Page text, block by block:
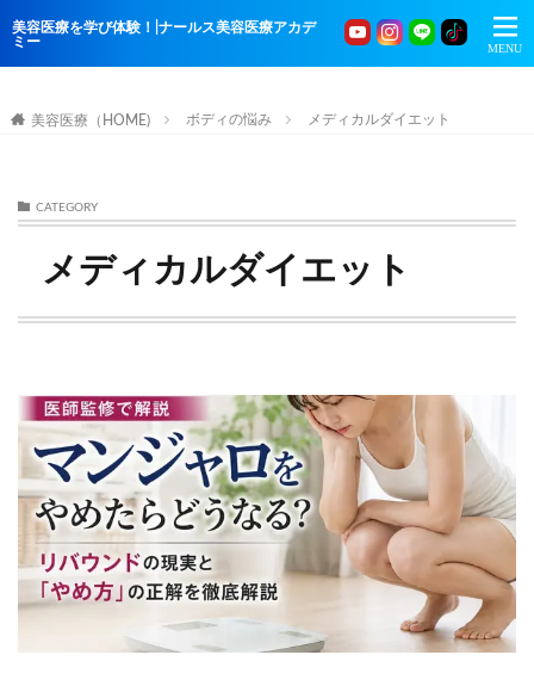
美容医療を学び体験！|ナールス美容医療アカデ
ミー
美容医療（HOME) ボディの悩み メディカルダイエット
CATEGORY
メディカルダイエット